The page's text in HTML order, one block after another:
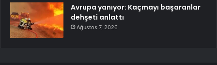
Avrupa yanıyor: Kaçmayı başaranlar
dehşeti anlattı
Ağustos 7, 2026